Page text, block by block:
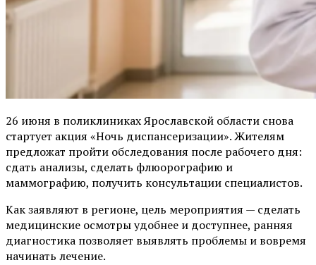
26 июня в поликлиниках Ярославской области снова
стартует акция «Ночь диспансеризации». Жителям
предложат пройти обследования после рабочего дня:
сдать анализы, сделать флюорографию и
маммографию, получить консультации специалистов.
Как заявляют в регионе, цель мероприятия — сделать
медицинские осмотры удобнее и доступнее, ранняя
диагностика позволяет выявлять проблемы и вовремя
начинать лечение.